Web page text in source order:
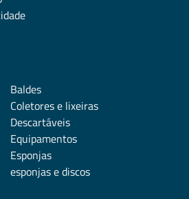
Baldes
Coletores e lixeiras
Descartáveis
Equipamentos
Esponjas
esponjas e discos